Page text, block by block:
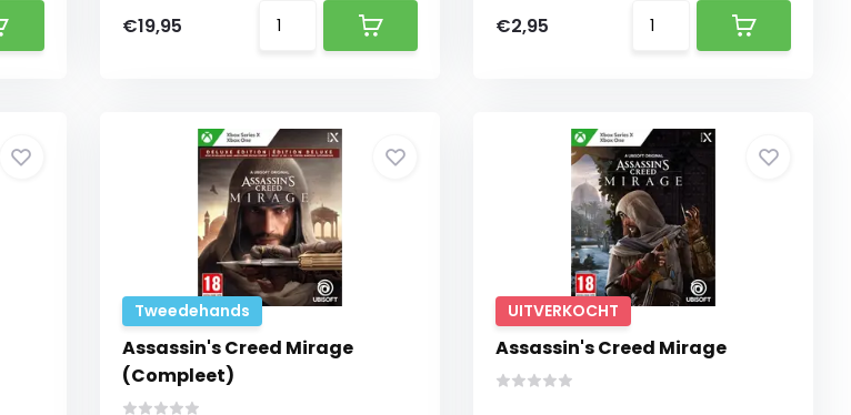
€19,95 €2,95
Tweedehands
Assassin's Creed Mirage
(Compleet)
UITVERKOCHT
Assassin's Creed Mirage